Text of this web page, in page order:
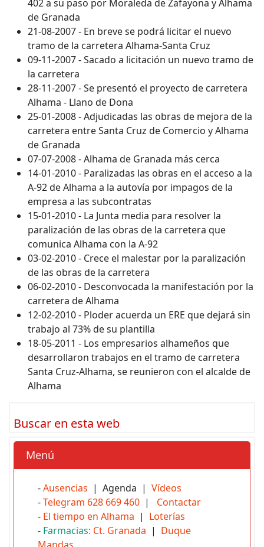
402 a su paso por Moraleda de Zafayona y Alhama
de Granada
21-08-2007 - En breve se podrá licitar el nuevo
tramo de la carretera Alhama-Santa Cruz
09-11-2007 - Sacado a licitación un nuevo tramo de
la carretera
28-11-2007 - Se presentó el proyecto de carretera
Alhama - Llano de Dona
25-01-2008 - Adjudicadas las obras de mejora de la
carretera entre Santa Cruz de Comercio y Alhama
de Granada
07-07-2008 - Alhama de Granada más cerca
14-01-2010 - Paralizadas las obras en el acceso a la
A-92 de Alhama a la autovía por impagos de la
empresa a las subcontratas
15-01-2010 - La Junta media para resolver la
paralización de las obras de la carretera que
comunica Alhama con la A-92
03-02-2010 - Crece el malestar por la paralización
de las obras de la carretera
06-02-2010 - Desconvocada la manifestación por la
carretera de Alhama
12-02-2010 - Ploder acuerda un ERE que dejará sin
trabajo al 73% de su plantilla
18-05-2011 - Los empresarios alhameños que
desarrollaron trabajos en el tramo de carretera
Santa Cruz-Alhama, se reunieron con el alcalde de
Alhama
Buscar en esta web
Menú
-Ausencias | Agenda | Vídeos
-Telegram 628 669 460 | Contactar
- El tiempo en Alhama | Loterías
- Farmacias: Ct. Granada | Duque